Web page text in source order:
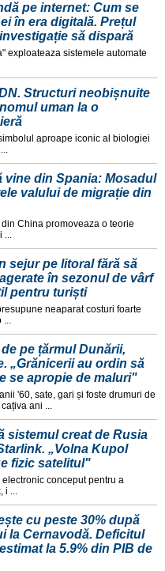
pe internet: Cum se
în era digitală. Prețul
să dispară
exploateaza sistemele automate
Structuri neobișnuite
uman la o
aproape iconic al biologiei
vine din Spania: Mosadul
valului de migrație din
China promoveaza o teorie
...
sejur pe litoral fără să
în sezonul de vârf
pentru turiști
neaparat costuri foarte
...
pe țărmul Dunării,
„Grănicerii au ordin să
se apropie de maluri"
'60, sate, gari și foste drumuri de
ani ...
sistemul creat de Rusia
„Volna Kupol
fizic satelitul"
conceput pentru a
i ...
cu peste 30% după
la Cernavodă. Deficitul
la 5.9% din PIB de